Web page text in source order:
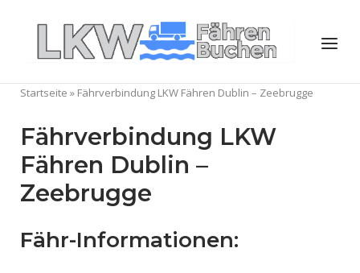
Home
Menu
Startseite » Fährverbindung LKW Fähren Dublin – Zeebrugge
Fährverbindung LKW
Fähren Dublin –
Zeebrugge
Fähr-Informationen: